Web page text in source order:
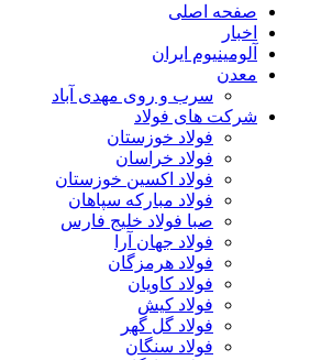
صفحه اصلی
اخبار
آلومینیوم ایران
معدن
سرب و روی مهدی آباد
شرکت های فولاد
فولاد خوزستان
فولاد خراسان
فولاد اکسین خوزستان
فولاد مبارکه سپاهان
صبا فولاد خلیج فارس
فولاد جهان آرا
فولاد هرمزگان
فولاد کاویان
فولاد کیش
فولاد گل گهر
فولاد سنگان